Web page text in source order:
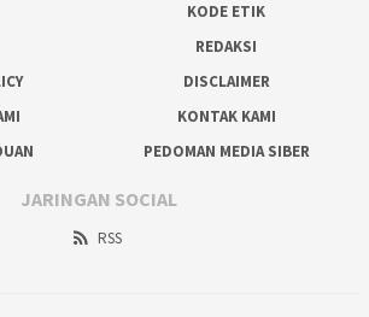
KODE ETIK
REDAKSI
DISCLAIMER
KONTAK KAMI
PEDOMAN MEDIA SIBER
JARINGAN SOCIAL
RSS